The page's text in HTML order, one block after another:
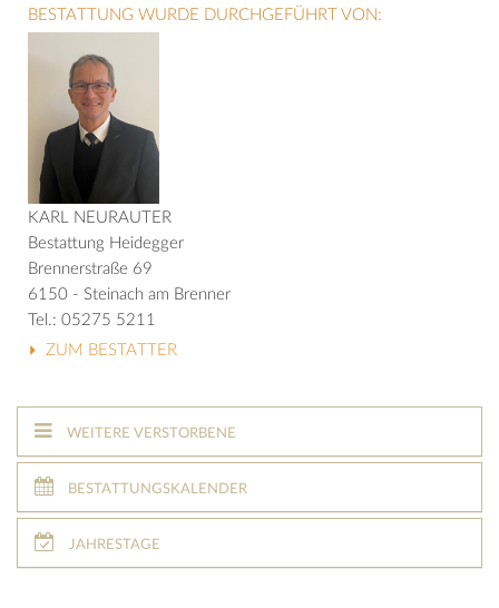
BESTATTUNG WURDE DURCHGEFÜHRT VON:
KARL NEURAUTER
Bestattung Heidegger
Brennerstraße 69
6150 - Steinach am Brenner
Tel.: 05275 5211
ZUM BESTATTER
WEITERE VERSTORBENE
BESTATTUNGSKALENDER
JAHRESTAGE